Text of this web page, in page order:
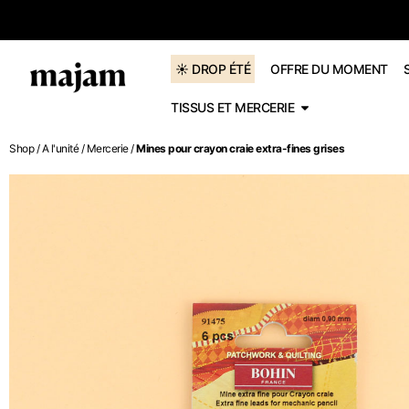
☀️ DROP ÉTÉ OFFRE DU MOMENT
TISSUS ET MERCERIE
Shop/A l'unité/ Mercerie/Mines pour crayon craie extra-fines grises